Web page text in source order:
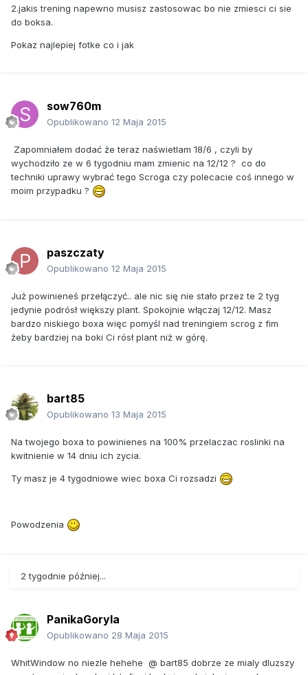
2.jakis trening napewno musisz zastosowac bo nie zmiesci ci sie
do boksa.
Pokaz najlepiej fotke co i jak
sow760m
Opublikowano 12 Maja 2015
Zapomniałem dodać że teraz naświetlam 18/6 , czyli by
wychodziło ze w 6 tygodniu mam zmienic na 12/12 ? co do
techniki uprawy wybrać tego Scroga czy polecacie coś innego w
moim przypadku ?
paszczaty
Opublikowano 12 Maja 2015
Już powinieneś przełączyć.. ale nic się nie stało przez te 2 tyg
jedynie podrósł większy plant. Spokojnie włączaj 12/12. Masz
bardzo niskiego boxa więc pomyśl nad treningiem scrog z fim
żeby bardziej na boki Ci rósł plant niż w górę.
bart85
Opublikowano 13 Maja 2015
Na twojego boxa to powinienes na 100% przelaczac roslinki na
kwitnienie w 14 dniu ich zycia.
Ty masz je 4 tygodniowe wiec boxa Ci rozsadzi
Powodzenia
2 tygodnie później...
PanikaGoryla
Opublikowano 28 Maja 2015
WhitWindow no niezle hehehe @ bart85 dobrze ze mialy dluzszy